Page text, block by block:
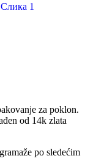
za poklon.
od 14k zlata
po sledećim